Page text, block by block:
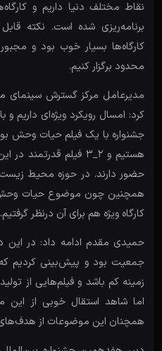
نقاط مختلف دنیا داریم و
برنامه‌ریزی شده است. نکته
کارگاه‌ها بسیار خوب بود و
محدود برگزار کنیم.
مدیرعامل مرکز گسترش سینمای
کرد: امسال رویکرد ویژه‌ای داریم و
جشنواره با یک فیلم حیات وحش
هستیم و ۲_۳ فیلم
حضور دارند. در حوزه محیط
همچنین چون موضوع حیات وحش
کارگاه ویژه هم‌ برای آن درنظر گرفتیم.
جمعیت بود و پیش‌بینی کردیم که
زمینه کم باشد و فیلم‌هایی از
اما شاهد استقال خوبی از این
همچنان این موضوعات از